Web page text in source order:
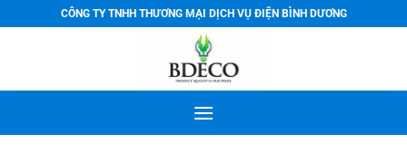
qua
CÔNG TY TNHH THƯƠNG MẠI DỊCH VỤ ĐIỆN BÌNH DƯƠNG